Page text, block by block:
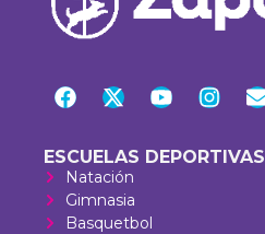
ESCUELAS DEPORTIVAS
Natación
Gimnasia
Basquetbol